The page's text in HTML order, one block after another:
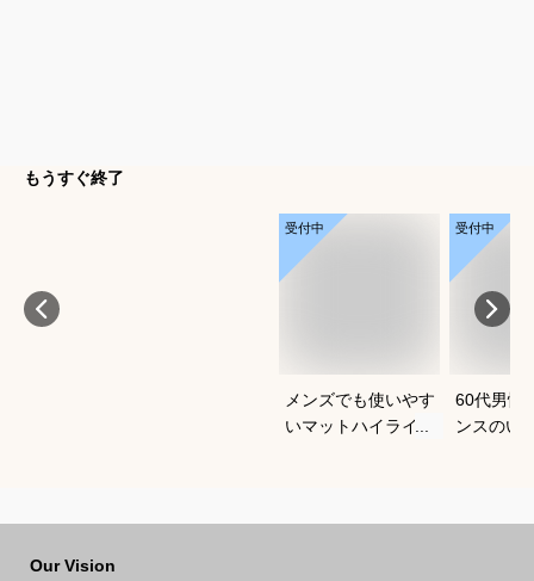
もうすぐ終了
受付中
メンズでも使いやす
いマットハイライト
受付中
60代男性
ンスのい
Our Vision